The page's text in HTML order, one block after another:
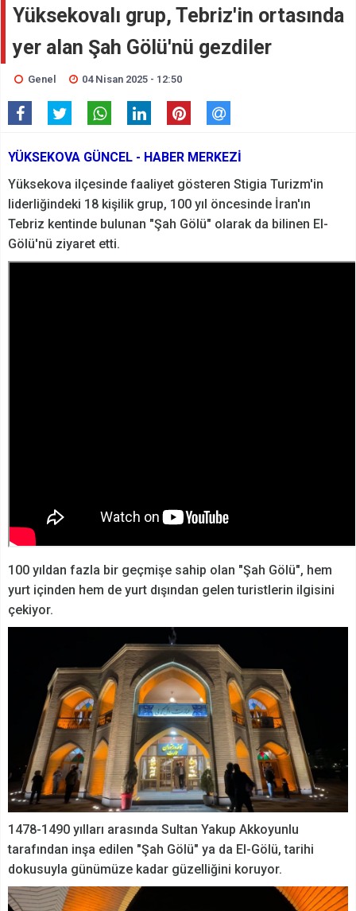
Yüksekovalı grup, Tebriz'in ortasında
yer alan Şah Gölü'nü gezdiler
Genel 04 Nisan 2025 - 12:50
YÜKSEKOVA GÜNCEL - HABER MERKEZİ
Yüksekova ilçesinde faaliyet gösteren Stigia Turizm'in
liderliğindeki 18 kişilik grup, 100 yıl öncesinde İran'ın
Tebriz kentinde bulunan "Şah Gölü" olarak da bilinen El-
Gölü'nü ziyaret etti.
100 yıldan fazla bir geçmişe sahip olan "Şah Gölü", hem
yurt içinden hem de yurt dışından gelen turistlerin ilgisini
çekiyor.
1478-1490 yılları arasında Sultan Yakup Akkoyunlu
tarafından inşa edilen "Şah Gölü" ya da El-Gölü, tarihi
dokusuyla günümüze kadar güzelliğini koruyor.